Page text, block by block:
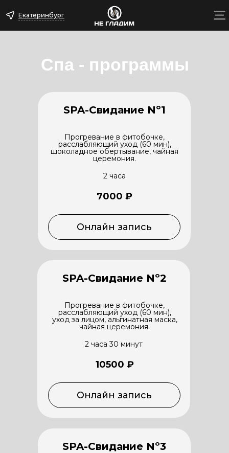
Екатеринбург
Спа - программы
Онлайн запись
SPA-Свидание Nº1
2 часа
Прогревание в фитобочке,
расслабляющий уход (60 мин),
шоколадное обертывание, чайная
церемония.
7000 ₽
Онлайн запись
SPA-Свидание Nº2
2 часа 30 минут
Прогревание в фитобочке,
расслабляющий уход (60 мин),
уход за лицом, альгинатная маска,
чайная церемония.
10500 ₽
SPA-Свидание Nº3